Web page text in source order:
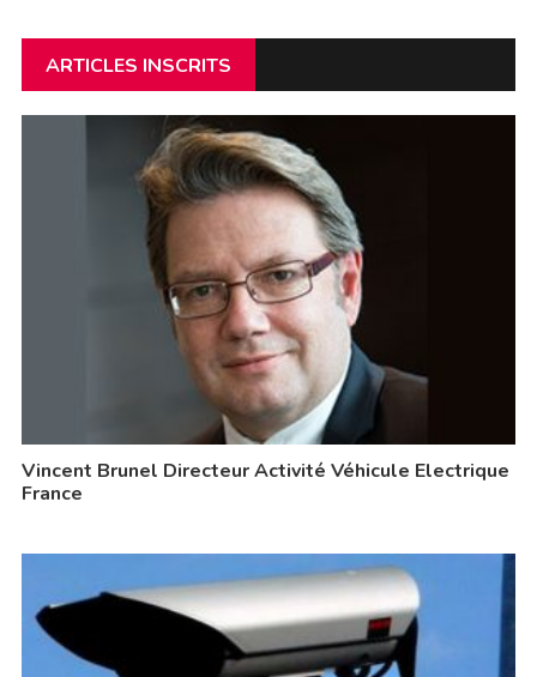
ARTICLES INSCRITS
Vincent Brunel Directeur Activité Véhicule Electrique
France